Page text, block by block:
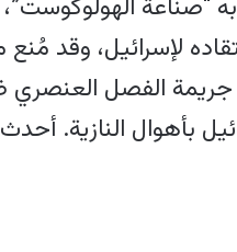
سياسة وناشط منذ عام 2000 بعد
جريمة الفصل
بأهوال النازية.